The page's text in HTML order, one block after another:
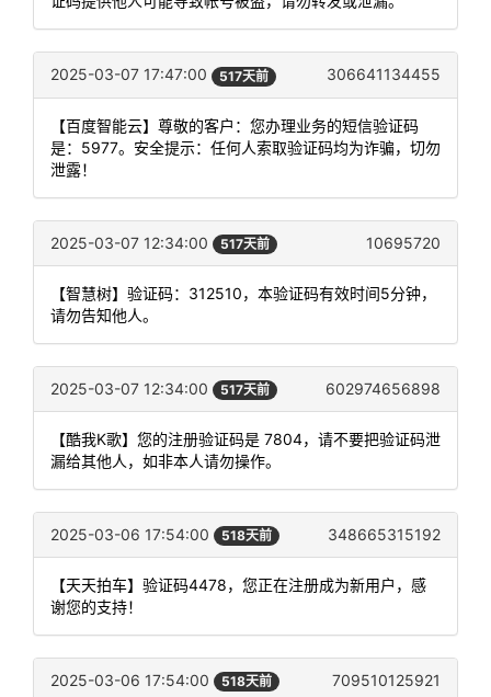
2025-03-07 17:47:00 517天前 306641134455
【百度智能云】尊敬的客户：您办理业务的短信验证码
是：5977。安全提示：任何人索取验证码均为诈骗，切勿
泄露！
2025-03-07 12:34:00 517天前 10695720
【智慧树】验证码：312510，本验证码有效时间5分钟，
请勿告知他人。
2025-03-07 12:34:00 517天前 602974656898
【酷我K歌】您的注册验证码是 7804，请不要把验证码泄
漏给其他人，如非本人请勿操作。
2025-03-06 17:54:00 518天前 348665315192
【天天拍车】验证码4478，您正在注册成为新用户，感
谢您的支持！
2025-03-06 17:54:00 518天前 709510125921